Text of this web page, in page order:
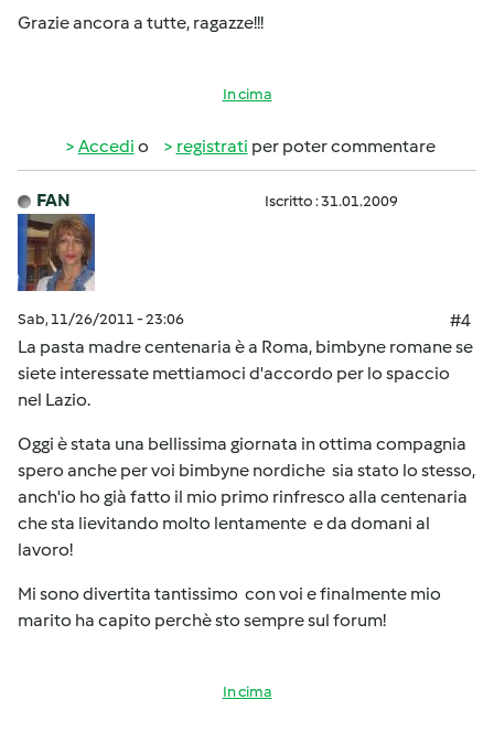
Grazie ancora a tutte, ragazze!!!
In cima
Accedi o registrati per poter commentare
FAN Iscritto : 31.01.2009
Sab, 11/26/2011 - 23:06
#4
La pasta madre centenaria è a Roma, bimbyne romane se
siete interessate mettiamoci d'accordo per lo spaccio
nel Lazio.
Oggi è stata una bellissima giornata in ottima compagnia
spero anche per voi bimbyne nordiche sia stato lo stesso,
anch'io ho già fatto il mio primo rinfresco alla centenaria
che sta lievitando molto lentamente e da domani al
lavoro!
Mi sono divertita tantissimo con voi e finalmente mio
marito ha capito perchè sto sempre sul forum!
In cima